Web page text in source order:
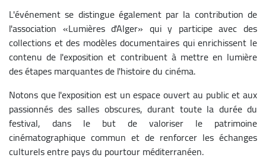
L'événement se distingue également par la contribution de
l'association «Lumières d'Alger» qui y participe avec des
collections et des modèles documentaires qui enrichissent le
contenu de l'exposition et contribuent à mettre en lumière
des étapes marquantes de l'histoire du cinéma.
Notons que l'exposition est un espace ouvert au public et aux
passionnés des salles obscures, durant toute la durée du
festival, dans le but de valoriser le patrimoine
cinématographique commun et de renforcer les échanges
culturels entre pays du pourtour méditerranéen.